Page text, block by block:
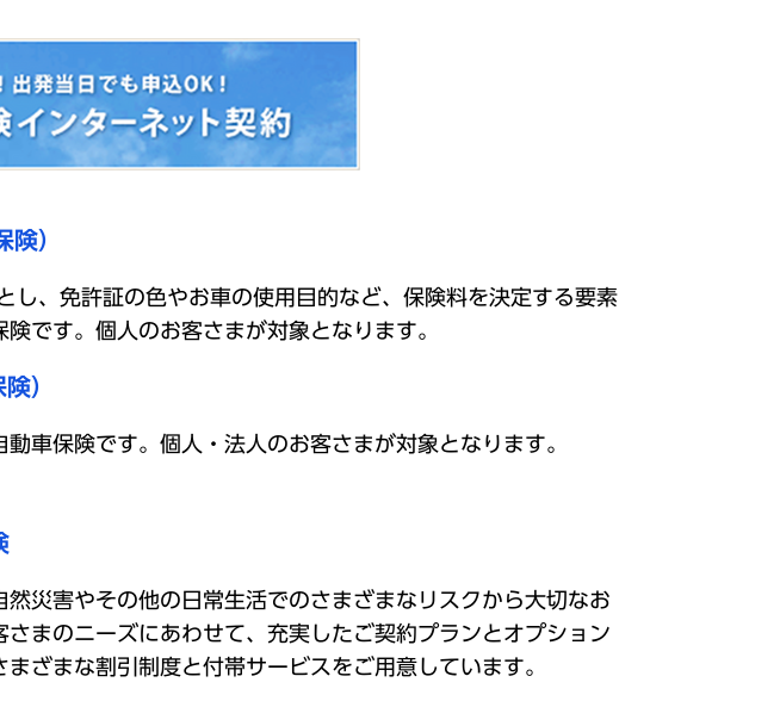
）
し、免許証の色やお車の使用目的など、保険料を決定する要素
険です。個人のお客さまが対象となります。
）
車保険です。個人・法人のお客さまが対象となります。
災害やその他の日常生活でのさまざまなリスクから大切なお
まのニーズにあわせて、充実したご契約プランとオプション
ざまな割引制度と付帯サービスをご用意しています。